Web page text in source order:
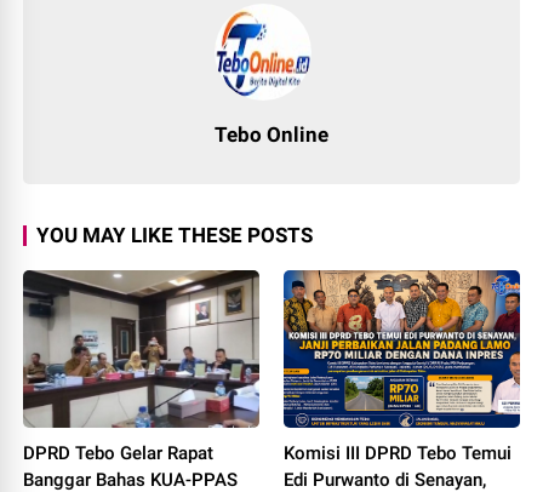
Tebo Online
YOU MAY LIKE THESE POSTS
DPRD Tebo Gelar Rapat
Banggar Bahas KUA-PPAS
Komisi III DPRD Tebo Temui
Edi Purwanto di Senayan,